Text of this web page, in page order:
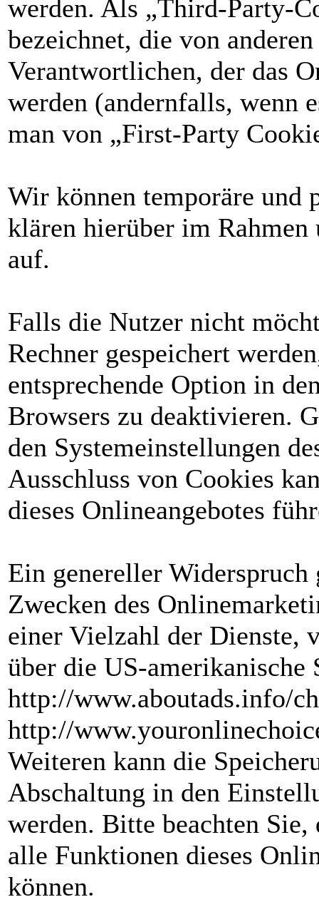
werden. Als „Third-Party-
bezeichnet, die von
Verantwortlichen, der das
werden (andernfalls, wenn
man von „First-Party
Wir können temporäre und
klären hierüber im Rahmen
auf.
Falls die Nutzer nicht
Rechner gespeichert
entsprechende Option in
Browsers zu deaktivieren.
den Systemeinstellungen
Ausschluss von Cookies
dieses Onlineangebotes
Ein genereller Widerspruch
Zwecken des
einer Vielzahl der Dienste,
über die US-amerikanische
http://www.aboutads.info/
http://
Weiteren kann die
Abschaltung in den
werden. Bitte beachten Sie,
alle Funktionen dieses
können.